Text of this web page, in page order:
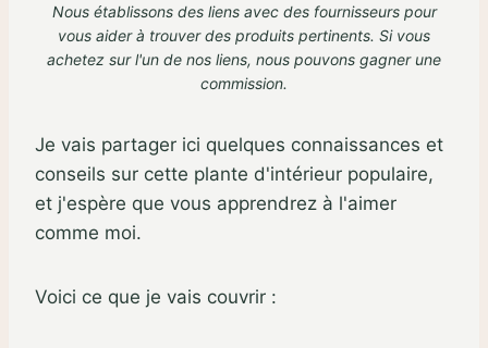
Nous établissons des liens avec des fournisseurs pour
vous aider à trouver des produits pertinents. Si vous
achetez sur l'un de nos liens, nous pouvons gagner une
commission.
Je vais partager ici quelques connaissances et
conseils sur cette plante d'intérieur populaire,
et j'espère que vous apprendrez à l'aimer
comme moi.
Voici ce que je vais couvrir :